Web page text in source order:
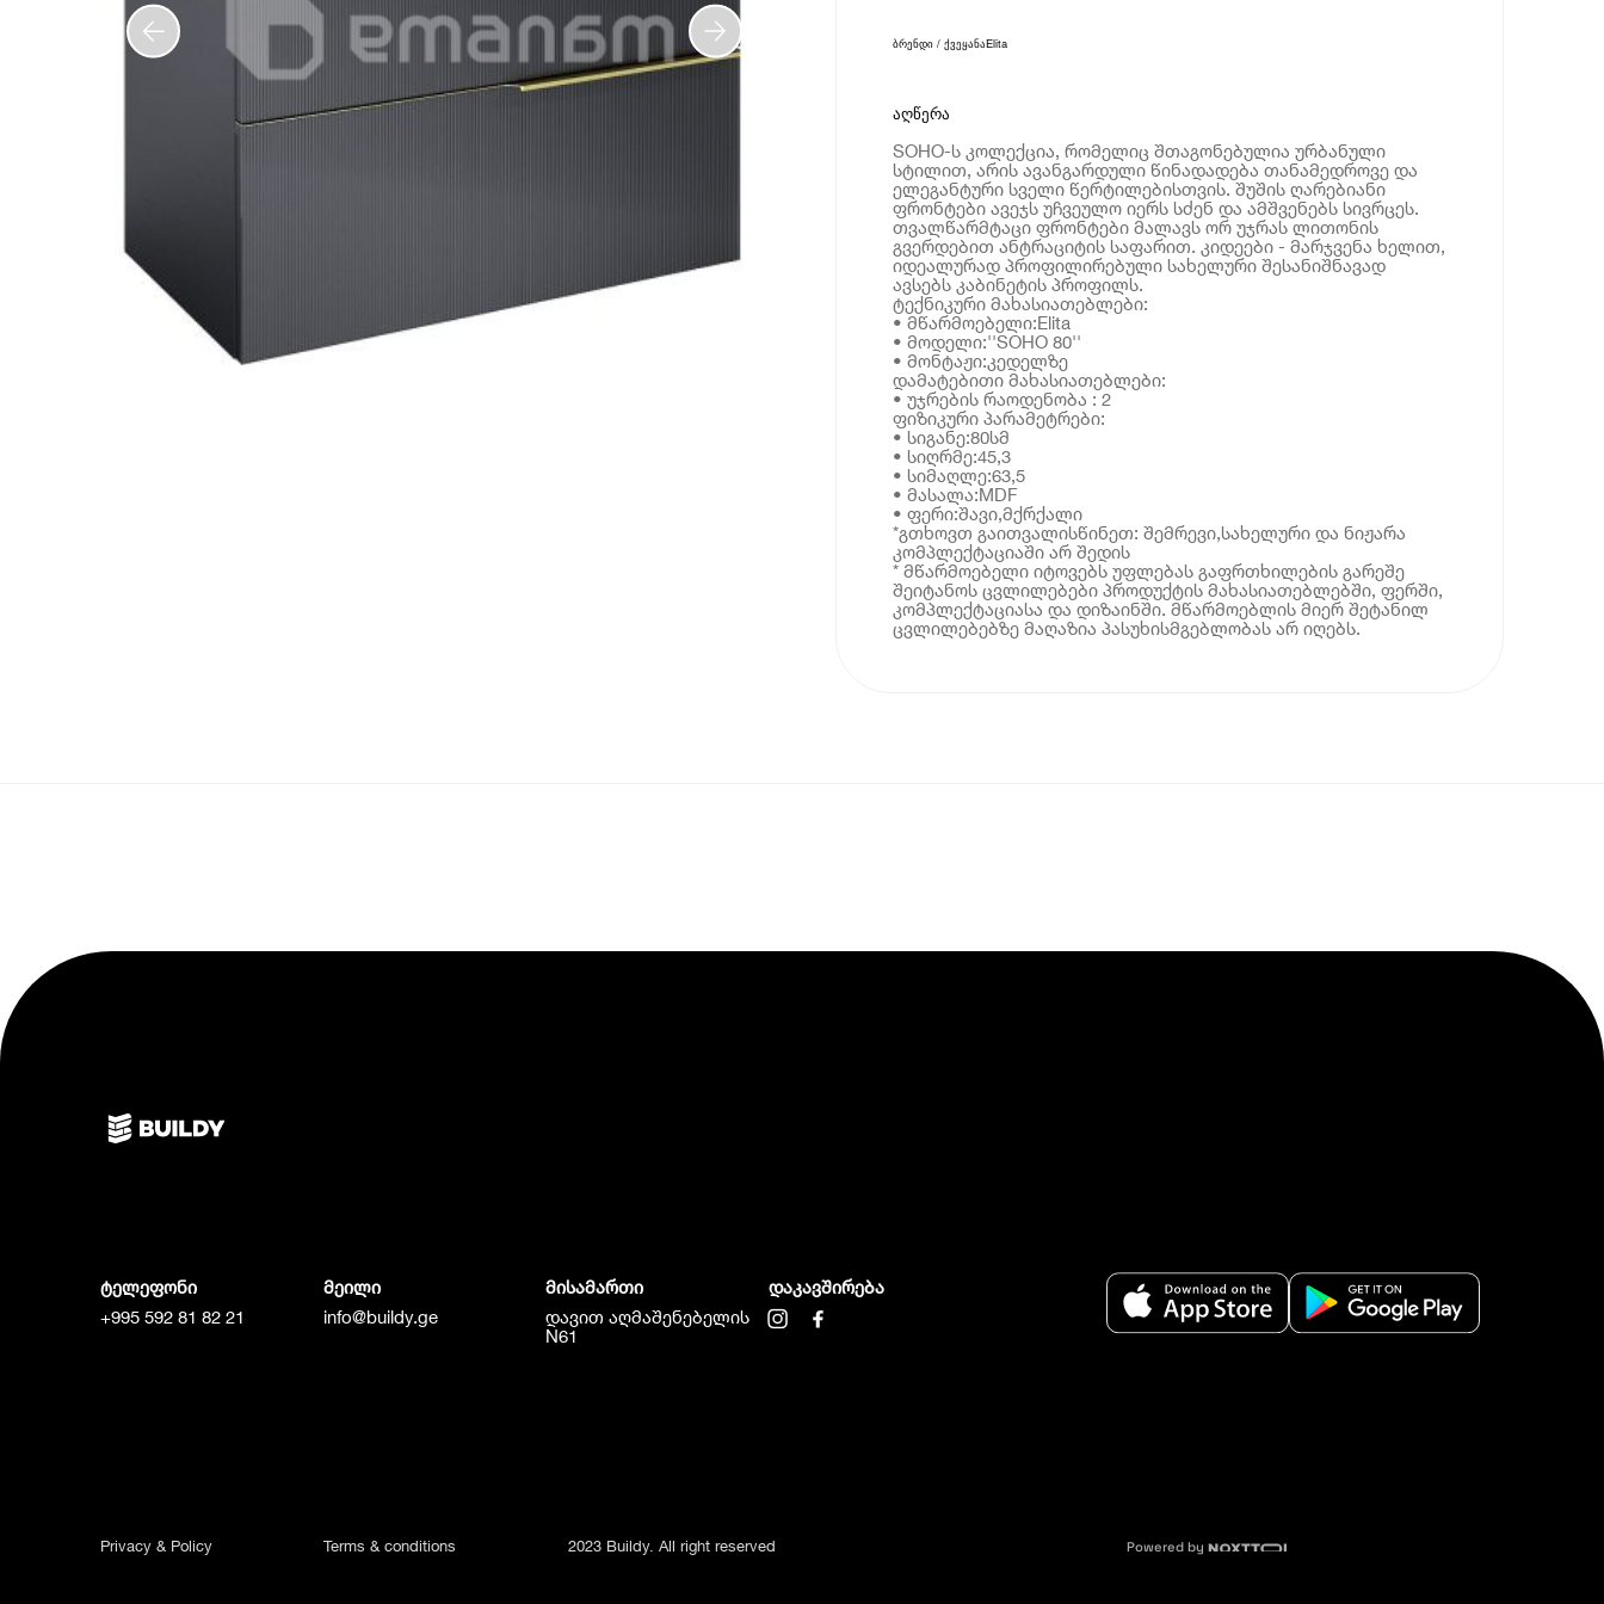
ბრენდი / ქვეყანაElita
აღწერა
SOHO-ს კოლექცია, რომელიც შთაგონებულია ურბანული
სტილით, არის ავანგარდული წინადადება თანამედროვე და
ელეგანტური სველი წერტილებისთვის. შუშის ღარებიანი
ფრონტები ავეჯს უჩვეულო იერს სძენ და ამშვენებს სივრცეს.
თვალწარმტაცი ფრონტები მალავს ორ უჯრას ლითონის
გვერდებით ანტრაციტის საფარით. კიდეები - მარჯვენა ხელით,
იდეალურად პროფილირებული სახელური შესანიშნავად
ავსებს კაბინეტის პროფილს.
ტექნიკური მახასიათებლები:
• მწარმოებელი:Elita
• მოდელი:''SOHO 80''
• მონტაჟი:კედელზე
დამატებითი მახასიათებლები:
• უჯრების რაოდენობა : 2
ფიზიკური პარამეტრები:
• სიგანე:80სმ
• სიღრმე:45,3
• სიმაღლე:63,5
• მასალა:MDF
• ფერი:შავი,მქრქალი
*გთხოვთ გაითვალისწინეთ: შემრევი,სახელური და ნიჟარა
კომპლექტაციაში არ შედის
* მწარმოებელი იტოვებს უფლებას გაფრთხილების გარეშე
შეიტანოს ცვლილებები პროდუქტის მახასიათებლებში, ფერში,
კომპლექტაციასა და დიზაინში. მწარმოებლის მიერ შეტანილ
ცვლილებებზე მაღაზია პასუხისმგებლობას არ იღებს.
ტელეფონი
+995 592 81 82 21
მეილი
info@buildy.ge
მისამართი
დავით აღმაშენებელის
N61
დაკავშირება
Privacy & Policy Terms & conditions 2023 Buildy. All right reserved Powered by